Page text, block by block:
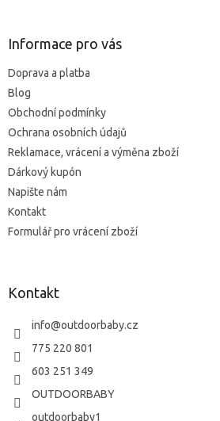
Informace pro vás
Doprava a platba
Blog
Obchodní podmínky
Ochrana osobních údajů
Reklamace, vrácení a výměna zboží
Dárkový kupón
Napište nám
Kontakt
Formulář pro vrácení zboží
Kontakt
info@outdoorbaby.cz
775 220 801
603 251 349
OUTDOORBABY
outdoorbaby1